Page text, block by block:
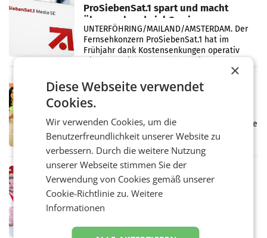
ProSiebenSat.1 spart und macht
überraschend viel Gewinn
UNTERFÖHRING/MAILAND/AMSTERDAM. Der
Fernsehkonzern ProSiebenSat.1 hat im
Frühjahr dank Kostensenkungen operativ
RETAIL
Eine Bühne für Zirkularität: ARA und
Müller informieren am POS über
Kreislauffähigkeit
Über den gesamten August hinweg rücken die
Altstoff Recycling Austria AG (ARA) und der
Handelskonzern Müller die Initiative
„Kreislauf-Helden“ in allen österreichischen
Müller-Filialen
Penny modernisiert zwei Filialen in
Ober- und Niederösterreich
WIENER NEUDORF. – Im Rahmen einer
erneuert Penny zwei Filialen in Nieder- und
×
Diese Webseite verwendet
Cookies.
Wir verwenden Cookies, um die
Benutzerfreundlichkeit unserer Website zu
verbessern. Durch die weitere Nutzung
unserer Webseite stimmen Sie der
Verwendung von Cookies gemäß unserer
Cookie-Richtlinie zu.Weitere
Informationen